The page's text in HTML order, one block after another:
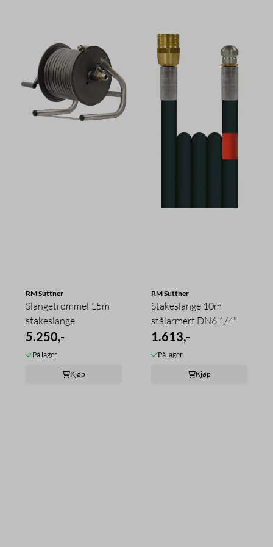
RM Suttner
Slangetrommel 15m
stakeslange
5.250,-
På lager
Kjøp
RM Suttner
Stakeslange 10m
stålarmert DN6 1/4"
1.613,-
På lager
Kjøp